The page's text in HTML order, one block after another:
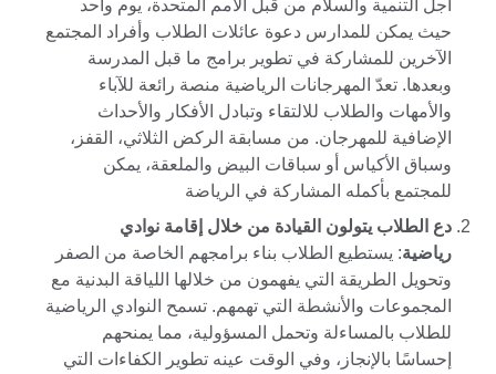
أجل التنمية والسلام من قبل الأمم المتحدة، يوم واحد
حيث يمكن للمدارس دعوة عائلات الطلاب وأفراد المجتمع
الآخرين للمشاركة في تطوير برامج ما قبل المدرسة
وبعدها. تعدّ المهرجانات الرياضية منصة رائعة للآباء
والأمهات والطلاب للالتقاء وتبادل الأفكار والأحداث
الإضافية للمهرجان. من مسابقة الركض الثلاثي، القفز،
وسباق الأكياس أو سباقات البيض والملعقة، يمكن
للمجتمع بأكمله المشاركة في الرياضة
دع الطلاب يتولون القيادة من خلال إقامة نوادي
رياضية: يستطيع الطلاب بناء برامجهم الخاصة من الصفر
وتحويل الطريقة التي يفهمون من خلالها اللياقة البدنية مع
المجموعات والأنشطة التي تهمهم. تسمح النوادي الرياضية
للطلاب بالمساءلة وتحمل المسؤولية، مما يمنحهم
إحساسًا بالإنجاز، وفي الوقت عينه تطوير الكفاءات التي